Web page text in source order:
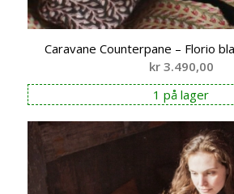
Caravane Counterpane – Florio
kr3.490,00
1 på lager